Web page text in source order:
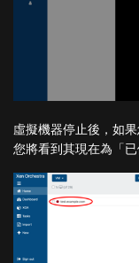
虛擬機器停止後，如
您將看到其現在為「已